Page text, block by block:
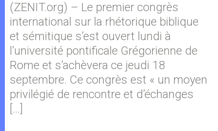
(ZENIT.org) – Le premier congrès
international sur la rhétorique biblique
et sémitique s’est ouvert lundi à
l’université pontificale Grégorienne de
Rome et s’achèvera ce jeudi 18
septembre. Ce congrès est « un moyen
privilégié de rencontre et d’échanges
[…]